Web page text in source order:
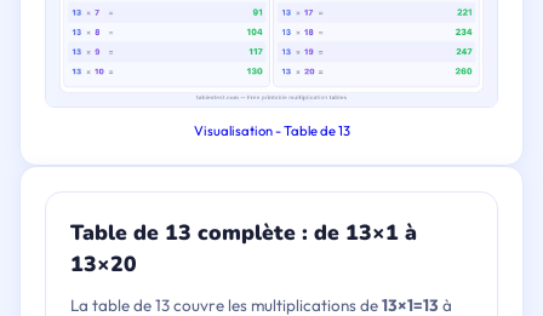
Visualisation - Table de 13
Table de 13 complète : de 13×1 à
13×20
La table de 13 couvre les multiplications de13×1=13 à